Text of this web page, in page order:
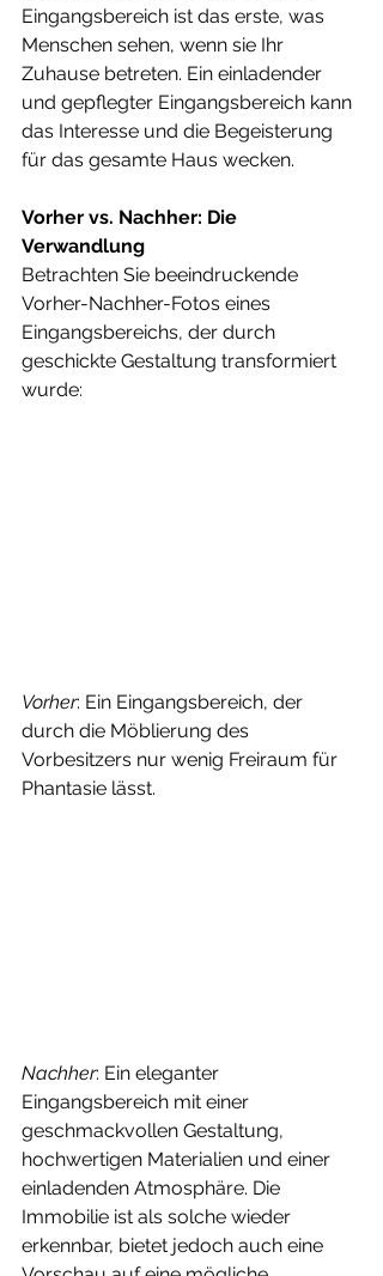
Eingangsbereich ist das erste, was
Menschen sehen, wenn sie Ihr
Zuhause betreten. Ein einladender
und gepflegter Eingangsbereich kann
das Interesse und die Begeisterung
für das gesamte Haus wecken.
Vorher vs. Nachher: Die
Verwandlung
Betrachten Sie beeindruckende
Vorher-Nachher-Fotos eines
Eingangsbereichs, der durch
geschickte Gestaltung transformiert
wurde:
Vorher: Ein Eingangsbereich, der
durch die Möblierung des
Vorbesitzers nur wenig Freiraum für
Phantasie lässt.
Nachher: Ein eleganter
Eingangsbereich mit einer
geschmackvollen Gestaltung,
hochwertigen Materialien und einer
einladenden Atmosphäre. Die
Immobilie ist als solche wieder
erkennbar, bietet jedoch auch eine